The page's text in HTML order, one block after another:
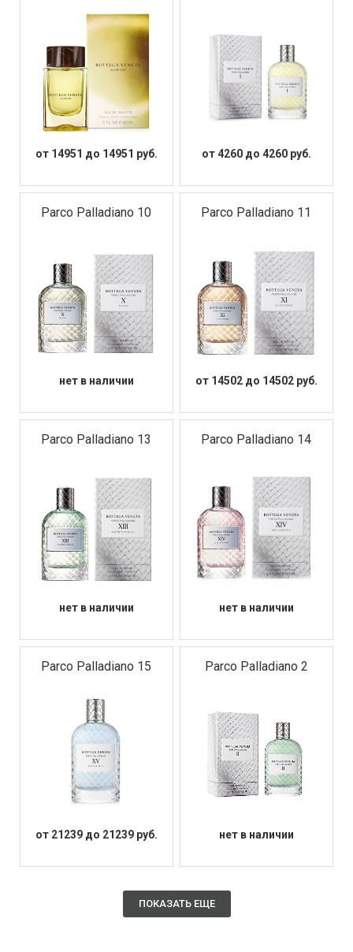
от 14951 до 14951 руб. от 4260 до 4260 руб.
Parco Palladiano 10
нет в наличии
Parco Palladiano 11
от 14502 до 14502 руб.
Parco Palladiano 13
нет в наличии
Parco Palladiano 14
нет в наличии
Parco Palladiano 15
от 21239 до 21239 руб.
Parco Palladiano 2
нет в наличии
ПОКАЗАТЬ ЕЩЕ